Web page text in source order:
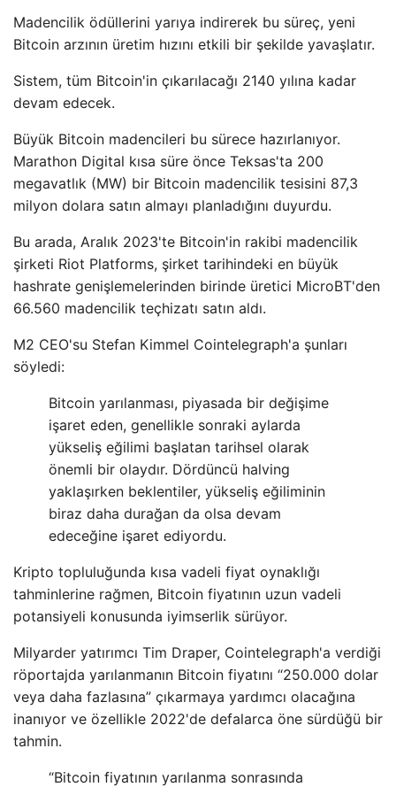
Madencilik ödüllerini yarıya indirerek bu süreç, yeni
Bitcoin arzının üretim hızını etkili bir şekilde yavaşlatır.
Sistem, tüm Bitcoin'in çıkarılacağı 2140 yılına kadar
devam edecek.
Büyük Bitcoin madencileri bu sürece hazırlanıyor.
Marathon Digital kısa süre önce Teksas'ta 200
megavatlık (MW) bir Bitcoin madencilik tesisini 87,3
milyon dolara satın almayı planladığını duyurdu.
Bu arada, Aralık 2023'te Bitcoin'in rakibi madencilik
şirketi Riot Platforms, şirket tarihindeki en büyük
hashrate genişlemelerinden birinde üretici MicroBT'den
66.560 madencilik teçhizatı satın aldı.
M2 CEO'su Stefan Kimmel Cointelegraph'a şunları
söyledi:
Bitcoin yarılanması, piyasada bir değişime
işaret eden, genellikle sonraki aylarda
yükseliş eğilimi başlatan tarihsel olarak
önemli bir olaydır. Dördüncü halving
yaklaşırken beklentiler, yükseliş eğiliminin
biraz daha durağan da olsa devam
edeceğine işaret ediyordu.
Kripto topluluğunda kısa vadeli fiyat oynaklığı
tahminlerine rağmen, Bitcoin fiyatının uzun vadeli
potansiyeli konusunda iyimserlik sürüyor.
Milyarder yatırımcı Tim Draper, Cointelegraph'a verdiği
röportajda yarılanmanın Bitcoin fiyatını “250.000 dolar
veya daha fazlasına” çıkarmaya yardımcı olacağına
inanıyor ve özellikle 2022'de defalarca öne sürdüğü bir
tahmin.
“Bitcoin fiyatının yarılanma sonrasında